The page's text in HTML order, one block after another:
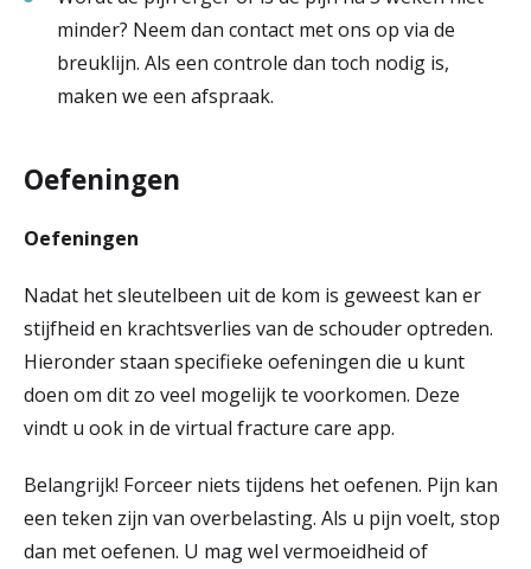
minder? Neem dan contact met ons op via de
breuklijn. Als een controle dan toch nodig is,
maken we een afspraak.
Oefeningen
Oefeningen
Nadat het sleutelbeen uit de kom is geweest kan er
stijfheid en krachtsverlies van de schouder optreden.
Hieronder staan specifieke oefeningen die u kunt
doen om dit zo veel mogelijk te voorkomen. Deze
vindt u ook in de virtual fracture care app.
Belangrijk! Forceer niets tijdens het oefenen. Pijn kan
een teken zijn van overbelasting. Als u pijn voelt, stop
dan met oefenen. U mag wel vermoeidheid of